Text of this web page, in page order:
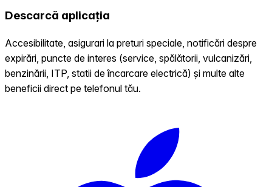
Descarcă aplicația
Accesibilitate, asigurari la preturi speciale, notificări despre
expirări, puncte de interes (service, spălătorii, vulcanizări,
benzinării, ITP, statii de încarcare electrică) și multe alte
beneficii direct pe telefonul tău.